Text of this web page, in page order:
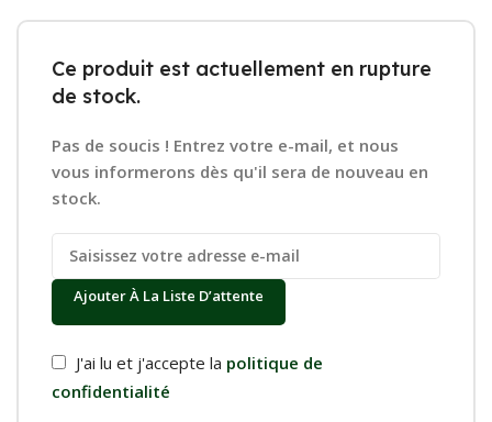
Ce produit est actuellement en rupture
de stock.
Pas de soucis ! Entrez votre e-mail, et nous
vous informerons dès qu'il sera de nouveau en
stock.
Ajouter À La Liste D’attente
J'ai lu et j'accepte la politique de
confidentialité